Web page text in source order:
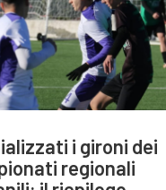
i gironi dei
regionali